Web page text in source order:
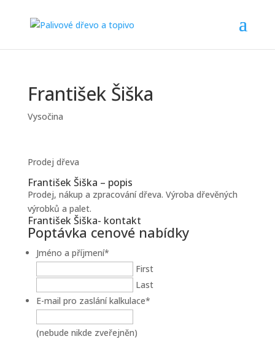
František Šiška
Vysočina
Prodej dřeva
František Šiška – popis
Prodej, nákup a zpracování dřeva. Výroba dřevěných
výrobků a palet.
František Šiška- kontakt
Poptávka cenové nabídky
Jméno a příjmení*
First
Last
E-mail pro zaslání kalkulace*
(nebude nikde zveřejněn)